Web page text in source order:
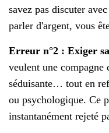
savez pas discuter
parler d'argent, vous
Erreur n°2 : Exiger
veulent une compagne
séduisante… tout en
ou psychologique. Ce
instantanément rejeté